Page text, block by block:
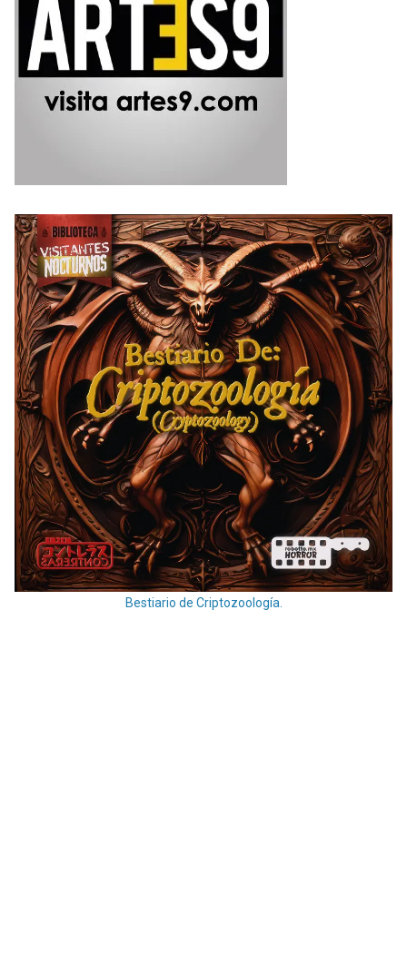
Bestiario de Criptozoología.